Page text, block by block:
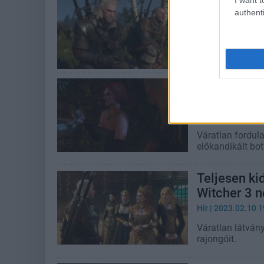
A
vagina
Váratlan
előkandikált
Teljesen
Witcher 3
Hír | 2023.02.10
Váratlan
rajongóit.